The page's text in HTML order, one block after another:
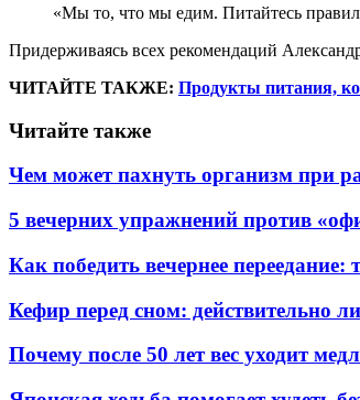
«Мы то, что мы едим. Питайтесь
Придерживаясь всех рекомендаций
ЧИТАЙТЕ ТАКЖЕ: Продукты питания,
Читайте также
Чем может пахнуть организм при
5 вечерних упражнений против
Как победить вечернее переедание:
Кефир перед сном: действительно
Почему после 50 лет вес уходит